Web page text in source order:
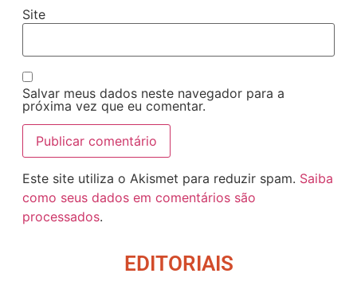
Site
Salvar meus dados neste navegador para a
próxima vez que eu comentar.
Este site utiliza o Akismet para reduzir spam. Saiba
como seus dados em comentários são
processados.
EDITORIAIS